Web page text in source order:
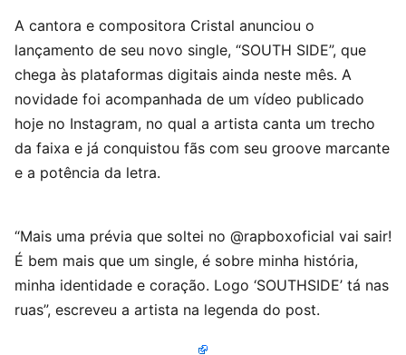
A cantora e compositora Cristal anunciou o
lançamento de seu novo single, “SOUTH SIDE”, que
chega às plataformas digitais ainda neste mês. A
novidade foi acompanhada de um vídeo publicado
hoje no Instagram, no qual a artista canta um trecho
da faixa e já conquistou fãs com seu groove marcante
e a potência da letra.
“Mais uma prévia que soltei no @rapboxoficial vai sair!
É bem mais que um single, é sobre minha história,
minha identidade e coração. Logo ‘SOUTHSIDE’ tá nas
ruas”, escreveu a artista na legenda do post.